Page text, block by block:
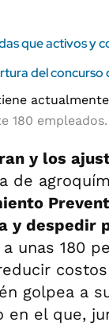
que activos y
del
180 empleados.
y los
de
y despedir
unas 180
golpea a
en el que,